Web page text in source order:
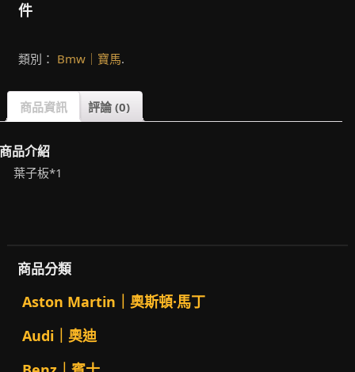
件
類別： Bmw｜寶馬.
商品資訊 評論 (0)
品介紹
葉子板*1
商品分類
Aston Martin｜奧斯頓·馬丁
Audi｜奧迪